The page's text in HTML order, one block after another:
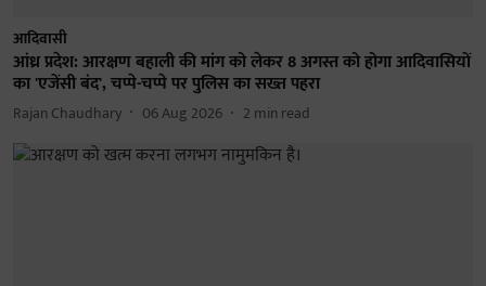
आदिवासी
आंध्र प्रदेश: आरक्षण बहाली की मांग को लेकर 8 अगस्त को होगा आदिवासियों
का 'एजेंसी बंद', चप्पे-चप्पे पर पुलिस का सख्त पहरा
Rajan Chaudhary 06 Aug 2026 2 min read